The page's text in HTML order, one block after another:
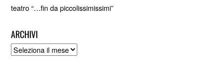
teatro “…fin da piccolissimissimi”
ARCHIVI
Archivi